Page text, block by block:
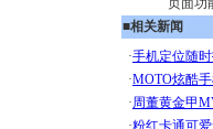
页面功
■相关新闻